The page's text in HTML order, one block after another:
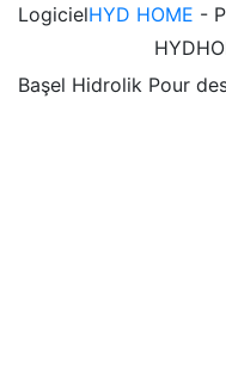
LogicielHYD HOME -
Başel Hidrolik Pour